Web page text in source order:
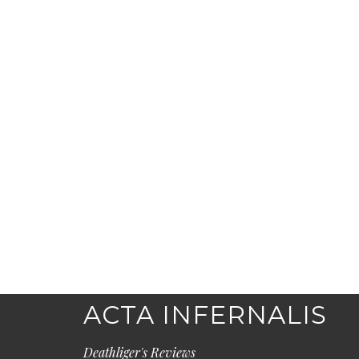
ACTA INFERNALIS
Deathliger's Reviews